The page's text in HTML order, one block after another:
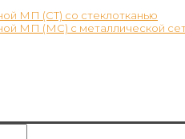
МП (СТ) со стеклотканью
МП (МС) с металлической